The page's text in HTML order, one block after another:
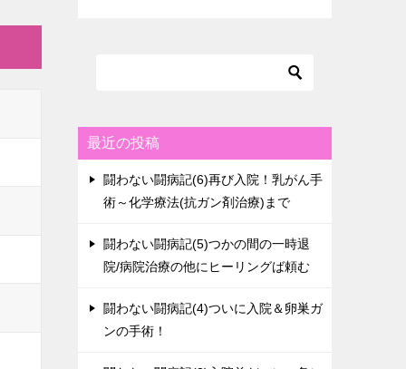
最近の投稿
闘わない闘病記(6)再び入院！乳がん手
術～化学療法(抗ガン剤治療)まで
闘わない闘病記(5)つかの間の一時退
院/病院治療の他にヒーリングば頼む
闘わない闘病記(4)ついに入院＆卵巣ガ
ンの手術！